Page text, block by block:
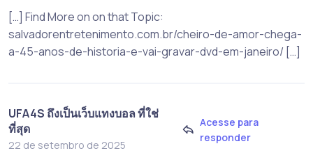
[…] Find More on on that Topic:
salvadorentretenimento.com.br/cheiro-de-amor-chega-
a-45-anos-de-historia-e-vai-gravar-dvd-em-janeiro/ […]
UFA4S ถึงเป็นเว็บแทงบอล ที่ใช่
ที่สุด
22 de setembro de 2025
Acesse para
responder